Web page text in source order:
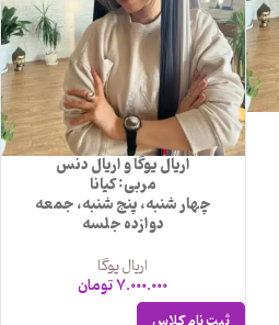
اریال یوگا و اریال دنس
مربی: کیانا
چهار شنبه، پنج شنبه، جمعه
دوازده جلسه
اریال یوگا
7.000.000تومان